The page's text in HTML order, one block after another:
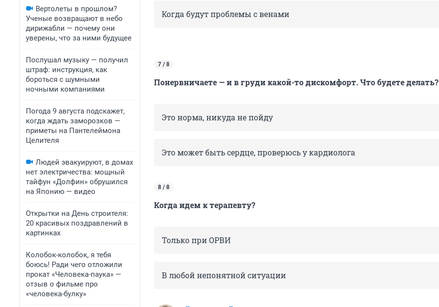
Вертолеты в прошлом?
Ученые возвращают в небо
дирижабли — почему они
уверены, что за ними будущее
Послушал музыку — получил
штраф: инструкция, как
бороться с шумными
ночными компаниями
Погода 9 августа подскажет,
когда ждать заморозков —
приметы на Пантелеймона
Целителя
Людей эвакуируют, в домах
нет электричества: мощный
тайфун «Долфин» обрушился
на Японию — видео
Открытки на День строителя:
20 красивых поздравлений в
картинках
Колобок-колобок, я тебя
боюсь! Ради чего отложили
прокат «Человека-паука» —
отзыв о фильме про
«человека-булку»
Когда будут проблемы с венами
7 / 8
Понервничаете — и в груди какой-то дискомфорт. Что будете делать?
Это норма, никуда не пойду
Это может быть сердце, проверюсь у кардиолога
8 / 8
Когда идем к терапевту?
Только при ОРВИ
В любой непонятной ситуации